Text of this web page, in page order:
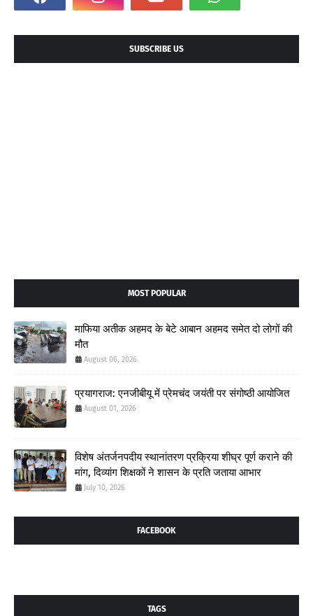
SUBSCRIBE US
MOST POPULAR
माफिया अतीक अहमद के बेटे आबान अहमद समेत दो लोगों की
मौत
August 06, 2026
प्रयागराज: एनजीबीयू में प्रेमचंद जयंती पर संगोष्ठी आयोजित
August 01, 2026
विशेष अंतर्जनपदीय स्थानांतरण प्रक्रिया शीघ्र पूर्ण कराने की
मांग, दिव्यांग शिक्षकों ने शासन के प्रति जताया आभार
July 10, 2026
FACEBOOK
TAGS